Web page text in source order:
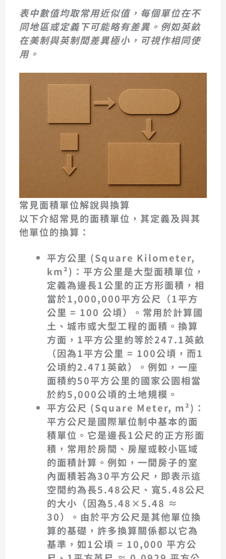
表中數值均取常用近似值，每個單位在不
同地區或定義下可能略有差異。例如英畝
在美制與英制間差異極小，可視作相同使
用。
常見面積單位解說與換算
以下介紹常見的面積單位，其定義及與其
他單位的換算：
平方公里 (Square Kilometer,
km²) ：平方公里是大型面積單位，
定義為邊長1公里的正方形面積，相
當於1,000,000平方公尺（1平方
公里 = 100 公頃）。常用於計算國
土、城市或大型工程的面積。換算
方面， 1平方公里約等於247.1英畝
（因為1平方公里 = 100公頃，而1
公頃約2.471英畝）。例如，一座
面積約50平方公里的國家公園相當
於約5,000公頃的土地規模。
平方公尺 (Square Meter, m²) ：
平方公尺是國際單位制中基本的面
積單位 。它是邊長1公尺的正方形面
積，常用於房間、房屋或較小區域
的面積計算。例如，一間房子的室
內面積若為30平方公尺，即表示這
空間約為長5.48公尺、寬5.48公尺
的大小（因為5.48×5.48 ≈
30）。由於平方公尺是其他單位換
算的基礎，許多換算關係都以它為
基準，如1公頃 = 10,000 平方公